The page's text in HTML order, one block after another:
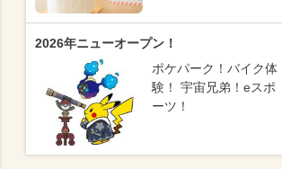
2026年ニューオープン！
ポケパーク！バイク体
験！ 宇宙兄弟！eスポ
ーツ！